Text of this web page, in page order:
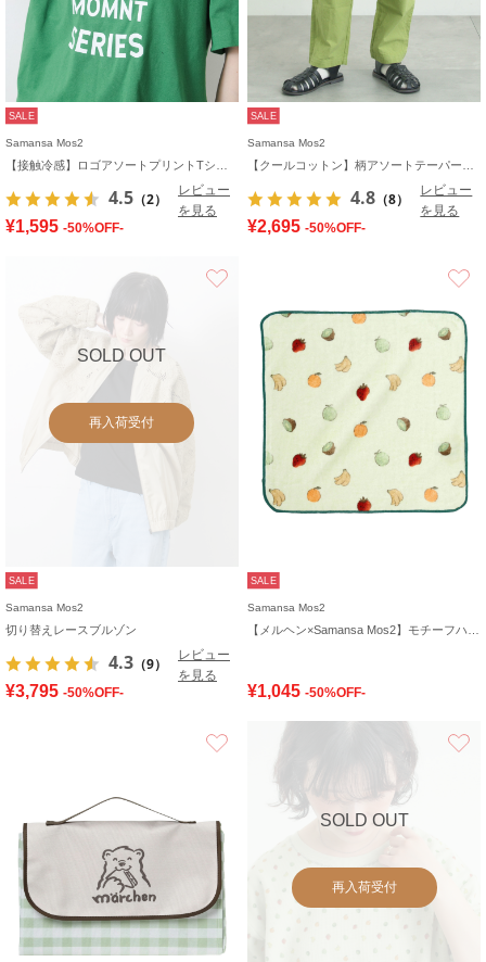
SALE
Samansa Mos2
4.5 （2）
レビュー
を見る
¥1,595 -50%OFF-
SALE
Samansa Mos2
4.8 （8）
レビュー
を見る
¥2,695 -50%OFF-
SOLD OUT
再入荷受付
SALE
Samansa Mos2
切り替えレースブルゾン
4.3 （9）
レビュー
を見る
¥3,795 -50%OFF-
SALE
Samansa Mos2
¥1,045 -50%OFF-
お気に入り
SOLD OUT
再入荷受付